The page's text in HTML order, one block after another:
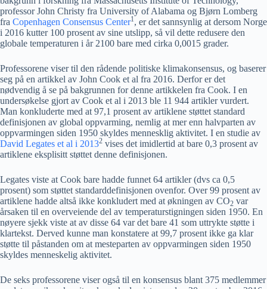
professor John Christy fra University of Alabama og Bjørn Lomberg
fra Copenhagen Consensus Center1, er det sannsynlig at dersom Norge
i 2016 kutter 100 prosent av sine utslipp, så vil dette redusere den
globale temperaturen i år 2100 bare med cirka 0,0015 grader.
Professorene viser til den rådende politiske klimakonsensus, og baserer
seg på en artikkel av John Cook et al fra 2016. Derfor er det
nødvendig å se på bakgrunnen for denne artikkelen fra Cook. I en
undersøkelse gjort av Cook et al i 2013 ble 11 944 artikler vurdert.
Man konkluderte med at 97,1 prosent av artiklene støttet standard
definisjonen av global oppvarming, nemlig at mer enn halvparten av
oppvarmingen siden 1950 skyldes mennesklig aktivitet. I en studie av
David Legates et al i 20132 vises det imidlertid at bare 0,3 prosent av
artiklene eksplisitt støttet denne definisjonen.
Legates viste at Cook bare hadde funnet 64 artikler (dvs ca 0,5
prosent) som støttet standarddefinisjonen ovenfor. Over 99 prosent av
artiklene hadde altså ikke konkludert med at økningen av CO2 var
årsaken til en overveiende del av temperaturstigningen siden 1950. En
nøyere sjekk viste at av disse 64 var det bare 41 som uttrykte støtte i
klartekst. Derved kunne man konstatere at 99,7 prosent ikke ga klar
støtte til påstanden om at mesteparten av oppvarmingen siden 1950
skyldes menneskelig aktivitet.
De seks professorene viser også til en konsensus blant 375 medlemmer